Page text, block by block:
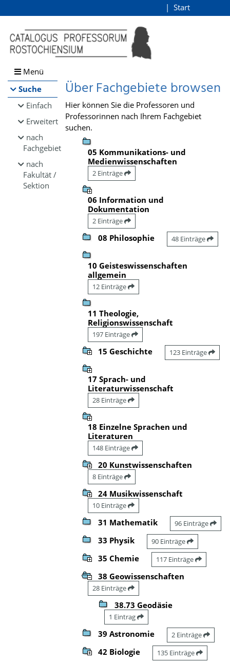
Browsen
direkt zum Inhalt
Start
Menü
Suche
Einfach
Erweitert
nach
Fachgebiet
nach
Fakultät /
Sektion
Über Fachgebiete browsen
Hier können Sie die Professoren und
Professorinnen nach Ihrem Fachgebiet
suchen.
05 Kommunikations- und
Medienwissenschaften
2 Einträge
06 Information und
Dokumentation
2 Einträge
08 Philosophie 48 Einträge
10 Geisteswissenschaften
allgemein
12 Einträge
11 Theologie,
Religionswissenschaft
197 Einträge
15 Geschichte 123 Einträge
17 Sprach- und
Literaturwissenschaft
28 Einträge
18 Einzelne Sprachen und
Literaturen
148 Einträge
20 Kunstwissenschaften
8 Einträge
24 Musikwissenschaft
10 Einträge
31 Mathematik 96 Einträge
33 Physik 90 Einträge
35 Chemie 117 Einträge
38 Geowissenschaften
28 Einträge
38.73 Geodäsie
1 Eintrag
39 Astronomie 2 Einträge
42 Biologie 135 Einträge